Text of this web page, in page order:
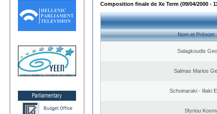
Composition finale de Xe Term (09/04/2000 -
Nom et Prénom
Salagkoudis
Salmas Marios
Schoinaraki - Iliaki
Sfyriou